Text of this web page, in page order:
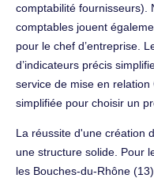
comptabilité fournisseurs).
comptables jouent
pour le chef d’entreprise.
d’indicateurs précis
service de mise en
simplifiée pour choisir un
La réussite d'une création
une structure solide. Pour
les Bouches-du-Rhône